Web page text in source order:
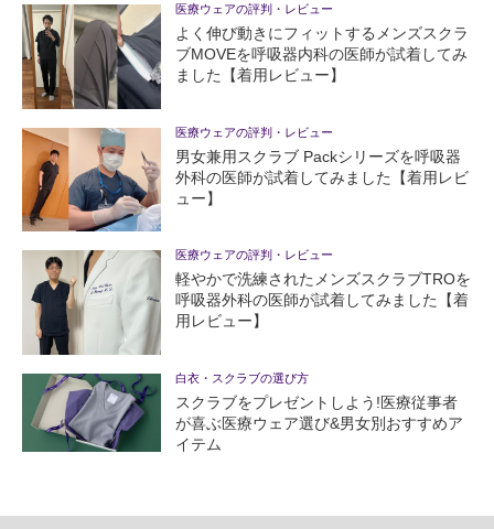
医療ウェアの評判・レビュー
よく伸び動きにフィットするメンズスクラ
ブMOVEを呼吸器内科の医師が試着してみ
ました【着用レビュー】
医療ウェアの評判・レビュー
男女兼用スクラブ Packシリーズを呼吸器
外科の医師が試着してみました【着用レビ
ュー】
医療ウェアの評判・レビュー
軽やかで洗練されたメンズスクラブTROを
呼吸器外科の医師が試着してみました【着
用レビュー】
白衣・スクラブの選び方
スクラブをプレゼントしよう!医療従事者
が喜ぶ医療ウェア選び&男女別おすすめア
イテム